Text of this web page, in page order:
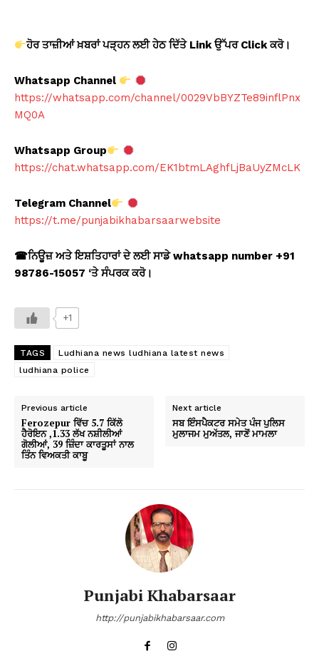
ਹੋਰ ਤਾਜ਼ੀਆਂ ਖ਼ਬਰਾਂ ਪੜ੍ਹਨ ਲਈ ਹੇਠ ਦਿੱਤੇ Linkਉੱਪਰ Clickਕਰੋ।
Whatsapp Channel
https://whatsapp.com/channel/0029VbBYZTe89inflPnx
MQ0A
Whatsapp Group
https://chat.whatsapp.com/EK1btmLAghfLjBaUyZMcLK
Telegram Channel
https://t.me/punjabikhabarsaarwebsite
☎ਨਿਊਜ਼ ਅਤੇ ਇਸ਼ਤਿਹਾਰਾਂ ਦੇ ਲਈ ਸਾਡੇ whatsapp number +91
98786-15057 ‘ਤੇ ਸੰਪਰਕ ਕਰੋ।
+1
TAGS
Ludhiana news ludhiana latest news
ludhiana police
Previous article
Ferozepur ਵਿੱਚ 5.7 ਕਿੱਲੋ
ਹੈਰੋਇਨ ,1.33 ਲੱਖ ਨਸ਼ੀਲੀਆਂ
ਗੋਲੀਆਂ, 39 ਜ਼ਿੰਦਾ ਕਾਰਤੂਸਾਂ ਨਾਲ
ਤਿੰਨ ਵਿਅਕਤੀ ਕਾਬੂ
Next article
ਸਬ ਇੰਸਪੈਕਟਰ ਸਮੇਤ ਪੰਜ ਪੁਲਿਸ
ਮੁਲਾਜਮ ਮੁਅੱਤਲ, ਜਾਣੋਂ ਮਾਮਲਾ
Punjabi Khabarsaar
http://punjabikhabarsaar.com